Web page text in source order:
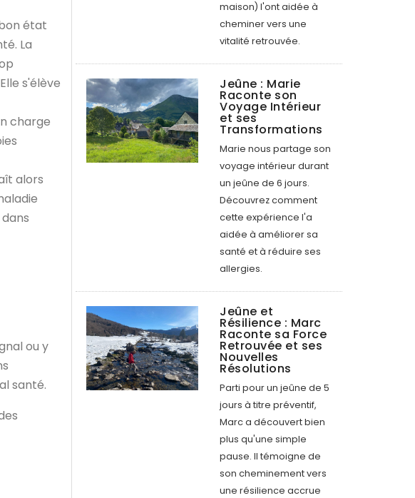
état
La
s'élève
charge
alors
ou y
santé.
maison) l'ont aidée à
cheminer vers une
vitalité retrouvée.
Jeûne : Marie
Raconte son
Voyage Intérieur
et ses
Transformations
Marie nous partage son
voyage intérieur durant
un jeûne de 6 jours.
Découvrez comment
cette expérience l'a
aidée à améliorer sa
santé et à réduire ses
allergies.
Jeûne et
Résilience : Marc
Raconte sa Force
Retrouvée et ses
Nouvelles
Résolutions
Parti pour un jeûne de 5
jours à titre préventif,
Marc a découvert bien
plus qu'une simple
pause. Il témoigne de
son cheminement vers
une résilience accrue